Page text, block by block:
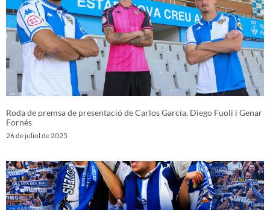
Roda de premsa de presentació de Carlos García, Diego Fuoli i Genar
Fornés
26 de juliol de 2025